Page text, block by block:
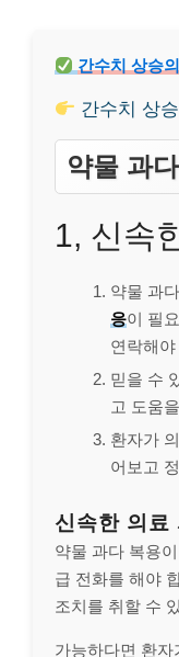
간수치 상승
간수치 상
약물 과
1, 신속
약물 과
응이 필
연락해
믿을 수
고 도움
환자가
어보고
신속한 의료
약물 과다 복용
급 전화를 해야
조치를 취할 수
가능하다면 환자